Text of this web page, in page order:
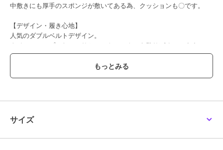
中敷きにも厚手のスポンジが敷いてある為、クッションも〇です。
【デザイン・履き心地】
人気のダブルベルトデザイン。
ナイロンテープにたっぷりとホットフィクスを散りばめています。
Oカンには上品なゴールドの材料を使ったりと細部の材料にこだわり
エレガントな雰囲気の商品です。
アウトソールは、踵4.5cm設計。
踵がバックバンドになっている点も安心です。
フレアデニムやワイドパンツなどラフでトレンド感のあるアイテムと
サイズ